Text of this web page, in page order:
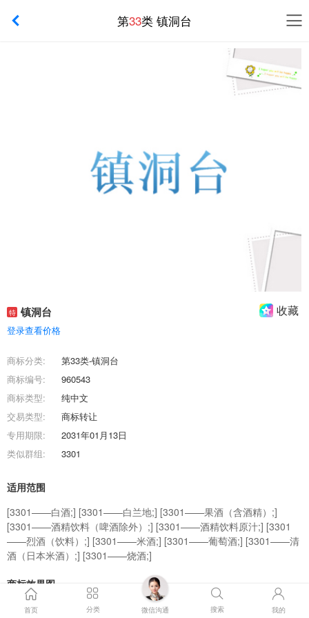
第33类 镇洞台
特 镇洞台 收藏
登录查看价格
商标分类:
第33类-镇洞台
商标编号:
960543
商标类型:
纯中文
交易类型:
商标转让
专用期限:
2031年01月13日
类似群组:
3301
适用范围
[3301——白酒;] [3301——白兰地;] [3301——果酒（含酒精）;]
[3301——酒精饮料（啤酒除外）;] [3301——酒精饮料原汁;] [3301
——烈酒（饮料）;] [3301——米酒;] [3301——葡萄酒;] [3301——清
酒（日本米酒）;] [3301——烧酒;]
商标效果图
首页 分类 微信沟通 搜索 我的